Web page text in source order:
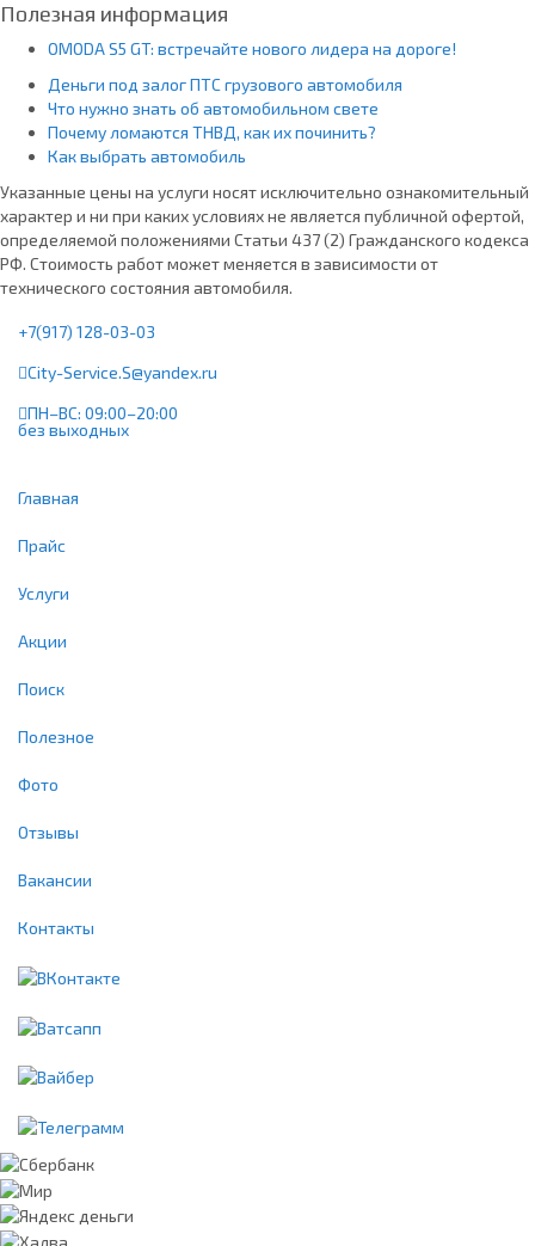
Полезная информация
OMODA S5 GT: встречайте нового лидера на дороге!
Деньги под залог ПТС грузового автомобиля
Что нужно знать об автомобильном свете
Почему ломаются ТНВД, как их починить?
Как выбрать автомобиль
Указанные цены на услуги носят исключительно ознакомительный
характер и ни при каких условиях не является публичной офертой,
определяемой положениями Статьи 437 (2) Гражданского кодекса
РФ. Стоимость работ может меняется в зависимости от
технического состояния автомобиля.
+7(917) 128-03-03
City-Service.S@yandex.ru
ПН–ВС: 09:00–20:00
без выходных
Главная
Прайс
Услуги
Акции
Поиск
Полезное
Фото
Отзывы
Вакансии
Контакты